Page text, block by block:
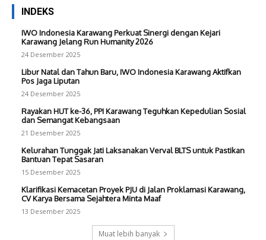
INDEKS
IWO Indonesia Karawang Perkuat Sinergi dengan Kejari
Karawang Jelang Run Humanity 2026
24 Desember 2025
Libur Natal dan Tahun Baru, IWO Indonesia Karawang Aktifkan
Pos Jaga Liputan
24 Desember 2025
Rayakan HUT ke-36, PPI Karawang Teguhkan Kepedulian Sosial
dan Semangat Kebangsaan
21 Desember 2025
Kelurahan Tunggak Jati Laksanakan Verval BLTS untuk Pastikan
Bantuan Tepat Sasaran
15 Desember 2025
Klarifikasi Kemacetan Proyek PJU di Jalan Proklamasi Karawang,
CV Karya Bersama Sejahtera Minta Maaf
13 Desember 2025
Muat lebih banyak